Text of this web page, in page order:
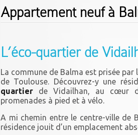
Appartement neuf à
L’éco-quartier de
La commune de Balma est prisée par
de Toulouse. Découvrez-y une
quartier de Vidailhan, au cœur
promenades à pied et à vélo.
A mi chemin entre le centre-ville de
résidence jouit d’un emplacement